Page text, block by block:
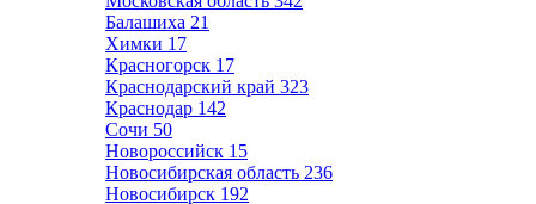
Балашиха 21
Химки 17
Красногорск 17
Краснодарский край 323
Краснодар 142
Сочи 50
Новороссийск 15
Новосибирская область 236
Новосибирск 192